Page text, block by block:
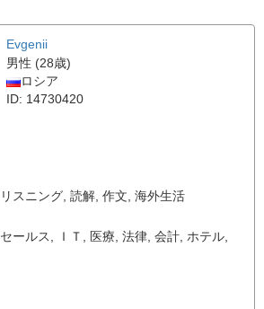
Evgenii
男性 (28歳)
ロシア
ID: 14730420
リスニング, 読解, 作文, 海外生活
セールス, ＩＴ , 医療, 法律, 会計, ホテル,